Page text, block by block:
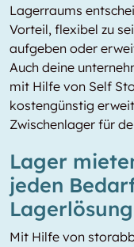
Lagerraums
Vorteil, flexibel zu
aufgeben oder
Auch deine
mit Hilfe von Self
kostengünstig
Zwischenlager für
Lager
jeden
Lagerlösung
Mit Hilfe von